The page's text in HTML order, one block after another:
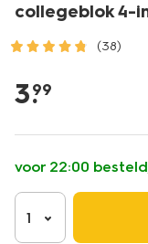
collegeblok 4-
(38)
kantoor/schriften-
boekjes/
4-
1-
a4-
gelinieerd-
14100178.html
3.
99
voor 22:00
1